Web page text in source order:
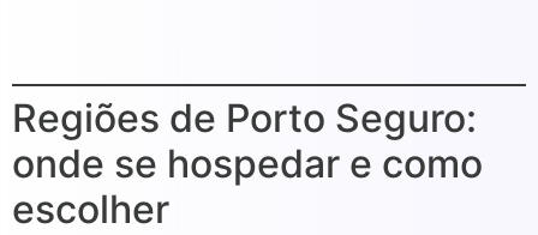
Regiões de Porto Seguro:
onde se hospedar e como
escolher